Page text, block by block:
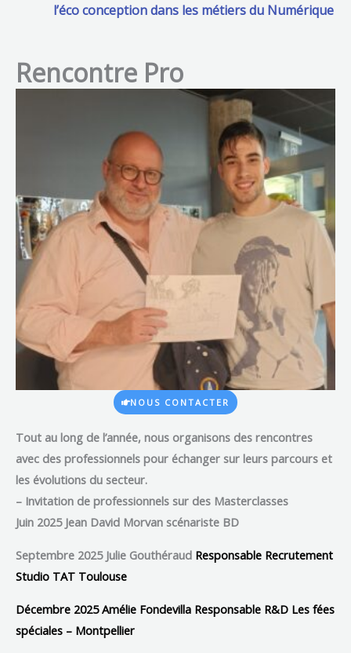
l’éco conception dans les métiers du Numérique
Rencontre Pro
NOUS CONTACTER
Tout au long de l’année, nous organisons des rencontres
avec des professionnels pour échanger sur leurs parcours et
les évolutions du secteur.
– Invitation de professionnels sur des Masterclasses
Juin 2025Jean David Morvan scénariste BD
Septembre 2025 Julie Gouthéraud Responsable Recrutement
Studio TAT Toulouse
Décembre 2025 Amélie Fondevilla Responsable R&D Les fées
spéciales – Montpellier